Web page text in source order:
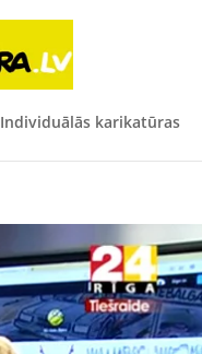
Individuālās karikatūras